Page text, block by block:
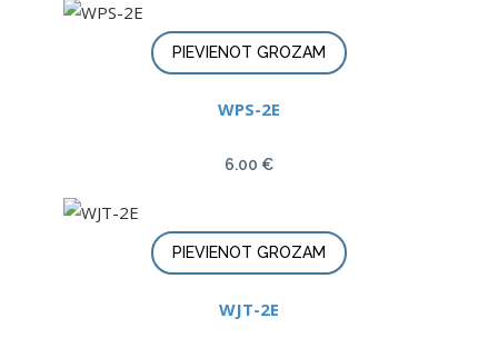
PIEVIENOT GROZAM
WPS-2E
6.00 €
PIEVIENOT GROZAM
WJT-2E